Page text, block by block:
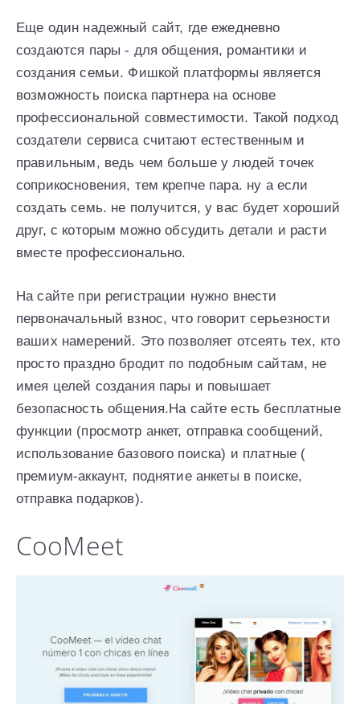
Еще один надежный сайт, где ежедневно
создаются пары - для общения, романтики и
создания семьи. Фишкой платформы является
возможность поиска партнера на основе
профессиональной совместимости. Такой подход
создатели сервиса считают естественным и
правильным, ведь чем больше у людей точек
соприкосновения, тем крепче пара. ну а если
создать семь. не получится, у вас будет хороший
друг, с которым можно обсудить детали и расти
вместе профессионально.
На сайте при регистрации нужно внести
первоначальный взнос, что говорит серьезности
ваших намерений. Это позволяет отсеять тех, кто
просто праздно бродит по подобным сайтам, не
имея целей создания пары и повышает
безопасность общения.На сайте есть бесплатные
функции (просмотр анкет, отправка сообщений,
использование базового поиска) и платные (
премиум-аккаунт, поднятие анкеты в поиске,
отправка подарков).
CooMeet